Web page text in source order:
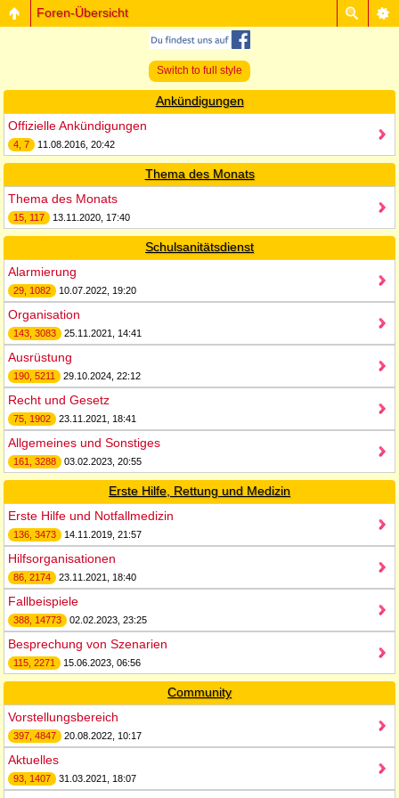
Foren-Übersicht
Switch to full style
Ankündigungen
Offizielle Ankündigungen
4, 7 11.08.2016, 20:42
Thema des Monats
Thema des Monats
15, 117 13.11.2020, 17:40
Schulsanitätsdienst
Alarmierung
29, 1082 10.07.2022, 19:20
Organisation
143, 3083 25.11.2021, 14:41
Ausrüstung
190, 5211 29.10.2024, 22:12
Recht und Gesetz
75, 1902 23.11.2021, 18:41
Allgemeines und Sonstiges
161, 3288 03.02.2023, 20:55
Erste Hilfe, Rettung und Medizin
Erste Hilfe und Notfallmedizin
136, 3473 14.11.2019, 21:57
Hilfsorganisationen
86, 2174 23.11.2021, 18:40
Fallbeispiele
388, 14773 02.02.2023, 23:25
Besprechung von Szenarien
115, 2271 15.06.2023, 06:56
Community
Vorstellungsbereich
397, 4847 20.08.2022, 10:17
Aktuelles
93, 1407 31.03.2021, 18:07